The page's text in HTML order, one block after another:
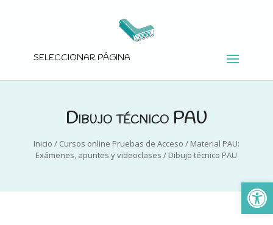
SELECCIONAR PÁGINA
Dibujo técnico PAU
Inicio / Cursos online Pruebas de Acceso / Material PAU:
Exámenes, apuntes y videoclases / Dibujo técnico PAU